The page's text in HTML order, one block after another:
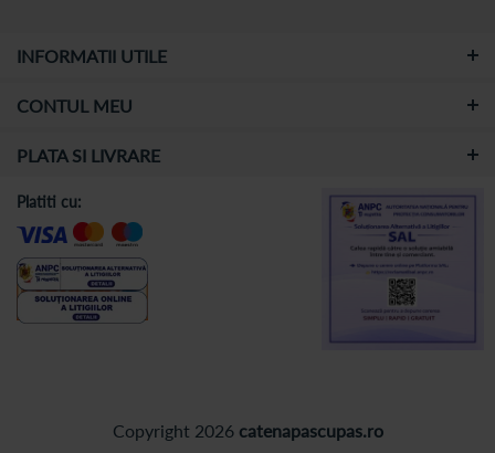
INFORMATII UTILE
CONTUL MEU
PLATA SI LIVRARE
Copyright 2026 catenapascupas.ro
Platiti cu: